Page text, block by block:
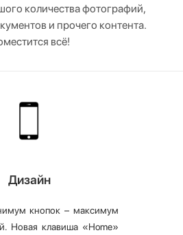
количества фотографий,
и прочего контента.
всё!
Дизайн
кнопок – максимум
Новая клавиша «Home»